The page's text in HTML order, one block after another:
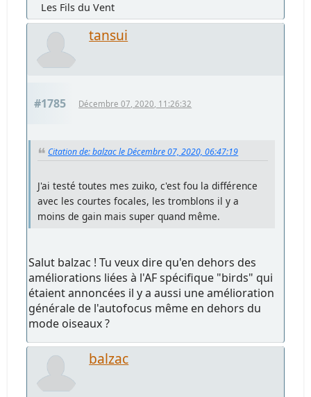
Les Fils du Vent
tansui
#1785 Décembre 07, 2020, 11:26:32
Citation de: balzac le Décembre 07, 2020, 06:47:19
J'ai testé toutes mes zuiko, c'est fou la différence
avec les courtes focales, les tromblons il y a
moins de gain mais super quand même.
Salut balzac ! Tu veux dire qu'en dehors des
améliorations liées à l'AF spécifique "birds" qui
étaient annoncées il y a aussi une amélioration
générale de l'autofocus même en dehors du
mode oiseaux ?
balzac